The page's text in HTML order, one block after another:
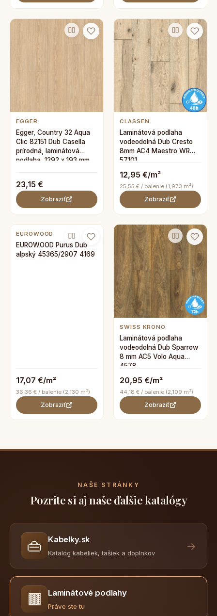
EGGER
Egger, Country 32 Aqua
Clic 82151 Dub Casella
prírodná, laminátová
podlaha, 1292 x 193 mm
23,15 €
Zobraziť
CLASSEN
Laminátová podlaha
vodeodolná Dub Cresto
8mm AC4 Maestro WR
57101
12,95 €/m²
25,55 € / balenie (1,973 m²)
Zobraziť
EUROWOOD
EUROWOOD Purus Dub
alpský 45365/2907 4169
17,07 €/m²
36,36 € / balenie (2,130 m²)
Zobraziť
SWISS KRONO
Laminátová podlaha
vodeodolná Dub Sparrow
8 mm AC5 Volo Aqua
4578
20,95 €/m²
44,18 € / balenie (2,109 m²)
Zobraziť
NAŠE STRÁNKY
Pozrite si aj naše ďalšie katalógy
👜 Kabelky.sk
Katalóg kabeliek, tašiek a doplnkov
→
🟫 Laminátové podlahy
Práve ste tu